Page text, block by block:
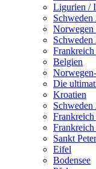
Ligurien /
Schweden
Norwegen
Schweden
Belgien
Die
Kroatien
Schweden
Sankt
Eifel
Bodensee